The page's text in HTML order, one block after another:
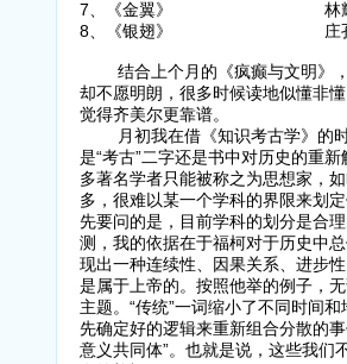
7、《金翼》 林耀
8、《银翅》 庄孔
结合上个月的《疯癫与文明》，
却不愿明朗，很多时候读地似懂非
觉得齐美尔更靠谱。
月初我在借《知识考古学》的时
是“考古”二字还是书中对历史的重
多著名学者只能被称之为思想家，
多，很难以某一个学科的界限来划
先要问的是，目前学科的划分是合
测，我的依据在于福柯对于历史中
现出一种连续性、因果关系、进步
是属于上帝的。按照他举的例子，无
主题。“传统”一词缩小了不同时间
先确定好的逻辑来重新组合分散的
意义共同体”。也就是说，这些我们